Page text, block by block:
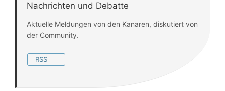
Nachrichten und Debatte
Aktuelle Meldungen von den Kanaren, diskutiert von
der Community.
RSS